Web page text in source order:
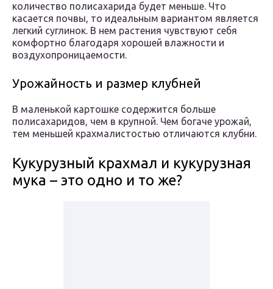
количество полисахарида будет меньше. Что
касается почвы, то идеальным вариантом является
легкий суглинок. В нем растения чувствуют себя
комфортно благодаря хорошей влажности и
воздухопроницаемости.
Урожайность и размер клубней
В маленькой картошке содержится больше
полисахаридов, чем в крупной. Чем богаче урожай,
тем меньшей крахмалистостью отличаются клубни.
Кукурузный крахмал и кукурузная
мука – это одно и то же?